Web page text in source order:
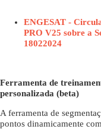
ENGESAT -
PRO V25 sobre a
18022024
Ferramenta de
personalizada (beta)
A ferramenta de
pontos dinamicamente